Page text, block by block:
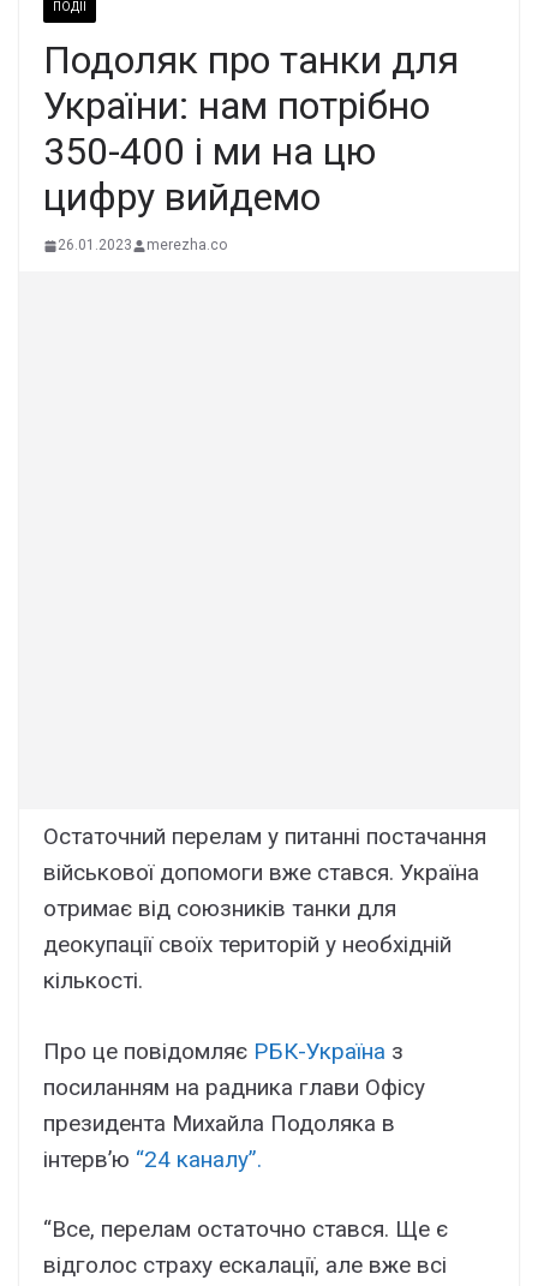
ПОДІЇ
Подоляк про танки для
України: нам потрібно
350-400 і ми на цю
цифру вийдемо
26.01.2023 merezha.co
Остаточний перелам у питанні постачання
військової допомоги вже стався. Україна
отримає від союзників танки для
деокупації своїх територій у необхідній
кількості.
Про це повідомляє РБК-Україна з
посиланням на радника глави Офісу
президента Михайла Подоляка в
інтерв’ю “24 каналу”.
“Все, перелам остаточно стався. Ще є
відголос страху ескалації, але вже всі